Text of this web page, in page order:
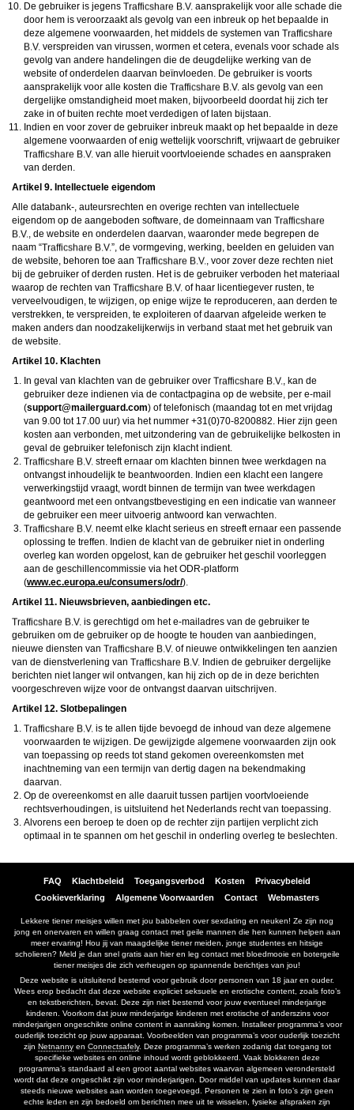
De gebruiker is jegens
aansprakelijk voor alle schade die
door hem is veroorzaakt als gevolg van een inbreuk op het bepaalde in
deze algemene voorwaarden, het middels de systemen van
verspreiden van virussen, wormen et cetera, evenals voor schade als
gevolg van andere handelingen die de deugdelijke werking van de
website of onderdelen daarvan beïnvloeden. De gebruiker is voorts
aansprakelijk voor alle kosten die
als gevolg van een
dergelijke omstandigheid moet maken, bijvoorbeeld doordat hij zich ter
zake in of buiten rechte moet verdedigen of laten bijstaan.
Indien en voor zover de gebruiker inbreuk maakt op het bepaalde in deze
algemene voorwaarden of enig wettelijk voorschrift, vrijwaart de gebruiker
van alle hieruit voortvloeiende schades en aanspraken
van derden.
Artikel 9. Intellectuele eigendom
Alle databank-, auteursrechten en overige rechten van intellectuele
eigendom op de aangeboden software, de domeinnaam van
, de website en onderdelen daarvan, waaronder mede begrepen de
naam “
”, de vormgeving, werking, beelden en geluiden van
de website, behoren toe aan
, voor zover deze rechten niet
bij de gebruiker of derden rusten. Het is de gebruiker verboden het materiaal
waarop de rechten van
of haar licentiegever rusten, te
verveelvoudigen, te wijzigen, op enige wijze te reproduceren, aan derden te
verstrekken, te verspreiden, te exploiteren of daarvan afgeleide werken te
maken anders dan noodzakelijkerwijs in verband staat met het gebruik van
de website.
Artikel 10. Klachten
In geval van klachten van de gebruiker over
, kan de
gebruiker deze indienen via de contactpagina op de website, per e-mail
(moc.draugreliam@troppus) of telefonisch (maandag tot en met vrijdag
van 9.00 tot 17.00 uur) via het nummer +31(0)70-8200882. Hier zijn geen
kosten aan verbonden, met uitzondering van de gebruikelijke belkosten in
geval de gebruiker telefonisch zijn klacht indient.
streeft ernaar om klachten binnen twee werkdagen na
ontvangst inhoudelijk te beantwoorden. Indien een klacht een langere
verwerkingstijd vraagt, wordt binnen de termijn van twee werkdagen
geantwoord met een ontvangstbevestiging en een indicatie van wanneer
de gebruiker een meer uitvoerig antwoord kan verwachten.
neemt elke klacht serieus en streeft ernaar een passende
oplossing te treffen. Indien de klacht van de gebruiker niet in onderling
overleg kan worden opgelost, kan de gebruiker het geschil voorleggen
aan de geschillencommissie via het ODR-platform
(www.ec.europa.eu/consumers/odr/).
Artikel 11. Nieuwsbrieven, aanbiedingen etc.
is gerechtigd om het e-mailadres van de gebruiker te
gebruiken om de gebruiker op de hoogte te houden van aanbiedingen,
nieuwe diensten van
of nieuwe ontwikkelingen ten aanzien
van de dienstverlening van
Indien de gebruiker dergelijke
berichten niet langer wil ontvangen, kan hij zich op de in deze berichten
voorgeschreven wijze voor de ontvangst daarvan uitschrijven.
Artikel 12. Slotbepalingen
is te allen tijde bevoegd de inhoud van deze algemene
voorwaarden te wijzigen. De gewijzigde algemene voorwaarden zijn ook
van toepassing op reeds tot stand gekomen overeenkomsten met
inachtneming van een termijn van dertig dagen na bekendmaking
daarvan.
Op de overeenkomst en alle daaruit tussen partijen voortvloeiende
rechtsverhoudingen, is uitsluitend het Nederlands recht van toepassing.
Alvorens een beroep te doen op de rechter zijn partijen verplicht zich
optimaal in te spannen om het geschil in onderling overleg te beslechten.
FAQ Klachtbeleid Toegangsverbod Kosten
Privacybeleid
Cookieverklaring
Algemene Voorwaarden Contact Webmasters
Lekkere tiener meisjes willen met jou babbelen over sexdating en neuken! Ze zijn nog
jong en onervaren en willen graag contact met geile mannen die hen kunnen helpen aan
meer ervaring! Hou jij van maagdelijke tiener meiden, jonge studentes en hitsige
scholieren? Meld je dan snel gratis aan hier en leg contact met bloedmooie en botergeile
tiener meisjes die zich verheugen op spannende berichtjes van jou!
Deze website is uitsluitend bestemd voor gebruik door personen van 18 jaar en ouder.
Wees erop bedacht dat deze website expliciet seksuele en erotische content, zoals foto’s
en tekstberichten, bevat. Deze zijn niet bestemd voor jouw eventueel minderjarige
kinderen. Voorkom dat jouw minderjarige kinderen met erotische of anderszins voor
minderjarigen ongeschikte online content in aanraking komen. Installeer programma’s voor
ouderlijk toezicht op jouw apparaat. Voorbeelden van programma’s voor ouderlijk toezicht
zijn Netnannyen Connectsafely. Deze programma’s werken zodanig dat toegang tot
specifieke websites en online inhoud wordt geblokkeerd. Vaak blokkeren deze
programma’s standaard al een groot aantal websites waarvan algemeen verondersteld
wordt dat deze ongeschikt zijn voor minderjarigen. Door middel van updates kunnen daar
steeds nieuwe websites aan worden toegevoegd. Personen te zien in foto’s zijn geen
echte leden en zijn bedoeld om berichten mee uit te wisselen, fysieke afspraken zijn